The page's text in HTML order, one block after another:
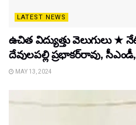
LATEST NEWS
ఉచిత విద్యుత్తు వెలుగులు ★
దేవులపల్లి ప్రభాకర్‌రావు,
MAY 13, 2024